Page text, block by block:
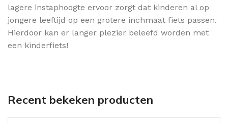
lagere instaphoogte ervoor zorgt dat kinderen al op
jongere leeftijd op een grotere inchmaat fiets passen.
Hierdoor kan er langer plezier beleefd worden met
een kinderfiets!
Recent bekeken producten